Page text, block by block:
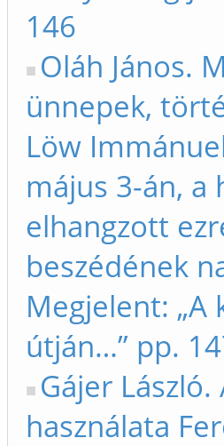
146
Oláh János.
ünnepek,
Löw
május 3-án, a
elhangzott
beszédének
Megjelent:
útján…” pp.
Gájer
használata